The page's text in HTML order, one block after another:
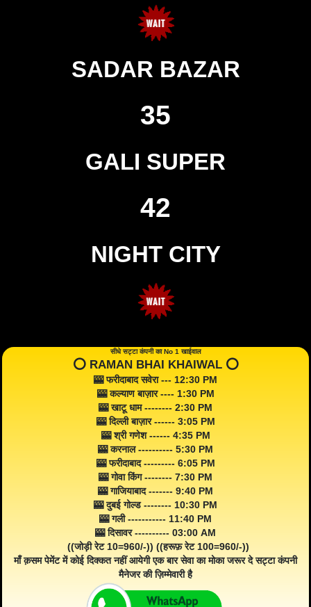
SADAR BAZAR
35
GALI SUPER
42
NIGHT CITY
सीधे सट्टा कंपनी का No 1 खाईवाल
⭕️ RAMAN BHAI KHAIWAL ⭕️
🎰 फरीदाबाद सवेरा --- 12:30 PM
🎰 कल्याण बाज़ार ---- 1:30 PM
🎰 खाटू धाम -------- 2:30 PM
🎰 दिल्ली बाज़ार ------ 3:05 PM
🎰 श्री गणेश ------ 4:35 PM
🎰 करनाल ---------- 5:30 PM
🎰 फरीदाबाद --------- 6:05 PM
🎰 गोवा किंग -------- 7:30 PM
🎰 गाजियाबाद ------- 9:40 PM
🎰 दुबई गोल्ड -------- 10:30 PM
🎰 गली ----------- 11:40 PM
🎰 दिसावर ---------- 03:00 AM
((जोड़ी रेट 10=960/-)) ((हरूफ़ रेट 100=960/-))
माँ क़सम पेमेंट में कोई दिक्कत नहीं आयेगी एक बार सेवा का मोका जरूर दे सट्टा कंपनी
मैनेजर की ज़िम्मेवारी है